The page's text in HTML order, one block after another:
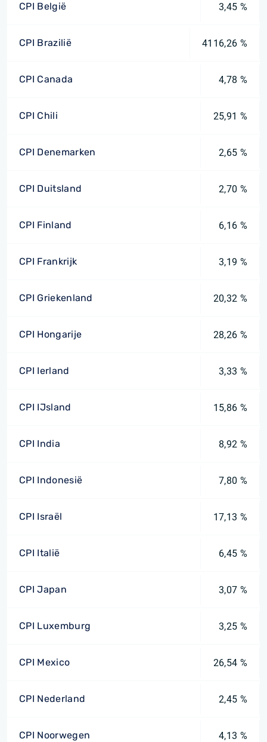
CPI België 3,45 %
CPI Brazilië 4116,26 %
CPI Canada 4,78 %
CPI Chili 25,91 %
CPI Denemarken 2,65 %
CPI Duitsland 2,70 %
CPI Finland 6,16 %
CPI Frankrijk 3,19 %
CPI Griekenland 20,32 %
CPI Hongarije 28,26 %
CPI Ierland 3,33 %
CPI IJsland 15,86 %
CPI India 8,92 %
CPI Indonesië 7,80 %
CPI Israël 17,13 %
CPI Italië 6,45 %
CPI Japan 3,07 %
CPI Luxemburg 3,25 %
CPI Mexico 26,54 %
CPI Nederland 2,45 %
CPI Noorwegen 4,13 %